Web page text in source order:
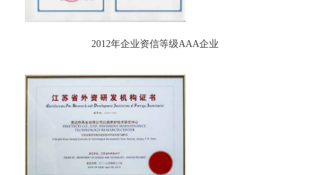
2012年企业资信等级AAA企业